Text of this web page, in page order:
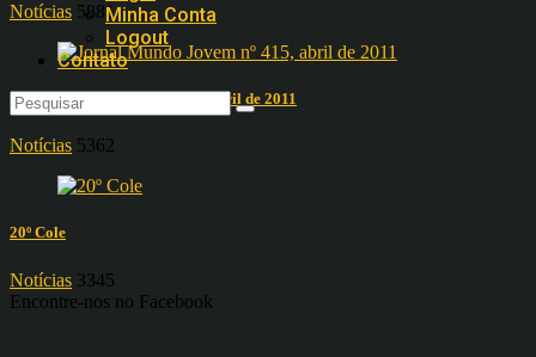
Minha Conta
Logout
Contato
Notícias 5881
Jornal Mundo Jovem nº 415, abril de 2011
Notícias 5362
20º Cole
Notícias 3345
Encontre-nos no Facebook